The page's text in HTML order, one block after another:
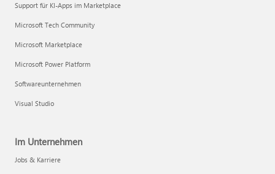
Support für KI-Apps im Marketplace
Microsoft Tech Community
Microsoft Marketplace
Microsoft Power Platform
Softwareunternehmen
Visual Studio
Im Unternehmen
Jobs & Karriere